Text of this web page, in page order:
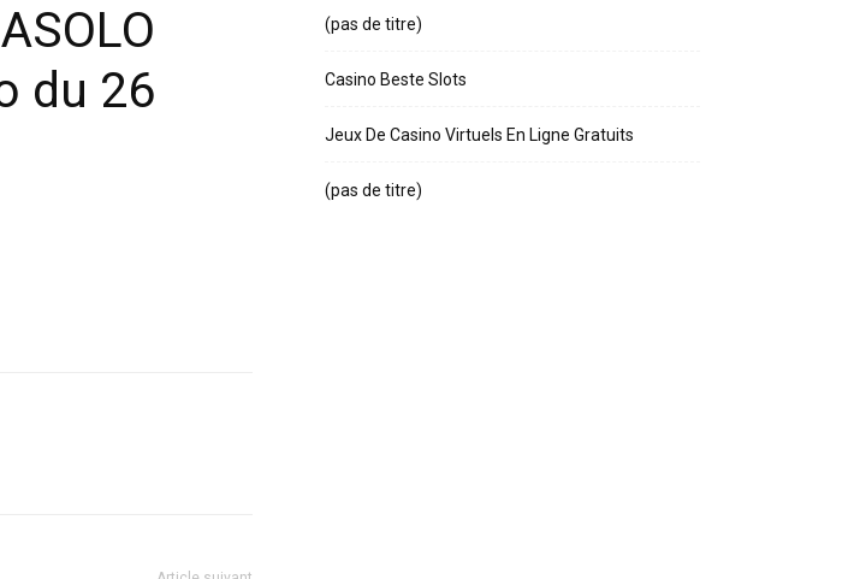
du 26
(pas de titre)
Casino Beste Slots
Jeux De Casino Virtuels En Ligne Gratuits
(pas de titre)